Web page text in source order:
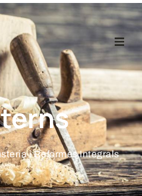
Home
Fusteria
Reformes
Projectes
i Reformes Integrals